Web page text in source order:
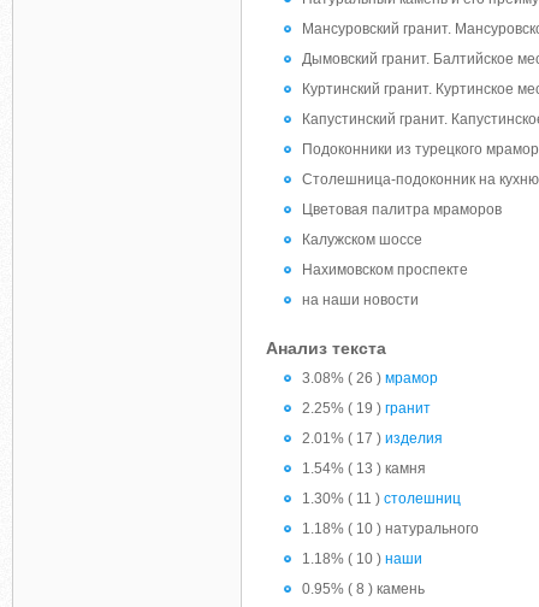
Мансуровский гранит.
Дымовский гранит. Балтийское
Куртинский гранит. Куртинское
Капустинский гранит.
Подоконники из турецкого
Столешница-подоконник на
Цветовая палитра мраморов
Калужском шоссе
Нахимовском проспекте
на наши новости
Анализ текста
3.08% ( 26 ) мрамор
2.25% ( 19 ) гранит
2.01% ( 17 ) изделия
1.54% ( 13 ) камня
1.30% ( 11 ) столешниц
1.18% ( 10 ) натурального
1.18% ( 10 ) наши
0.95% ( 8 ) камень